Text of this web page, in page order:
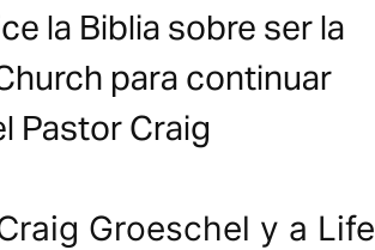
la Biblia sobre ser la
para continuar
Pastor Craig
Groeschel y a Life